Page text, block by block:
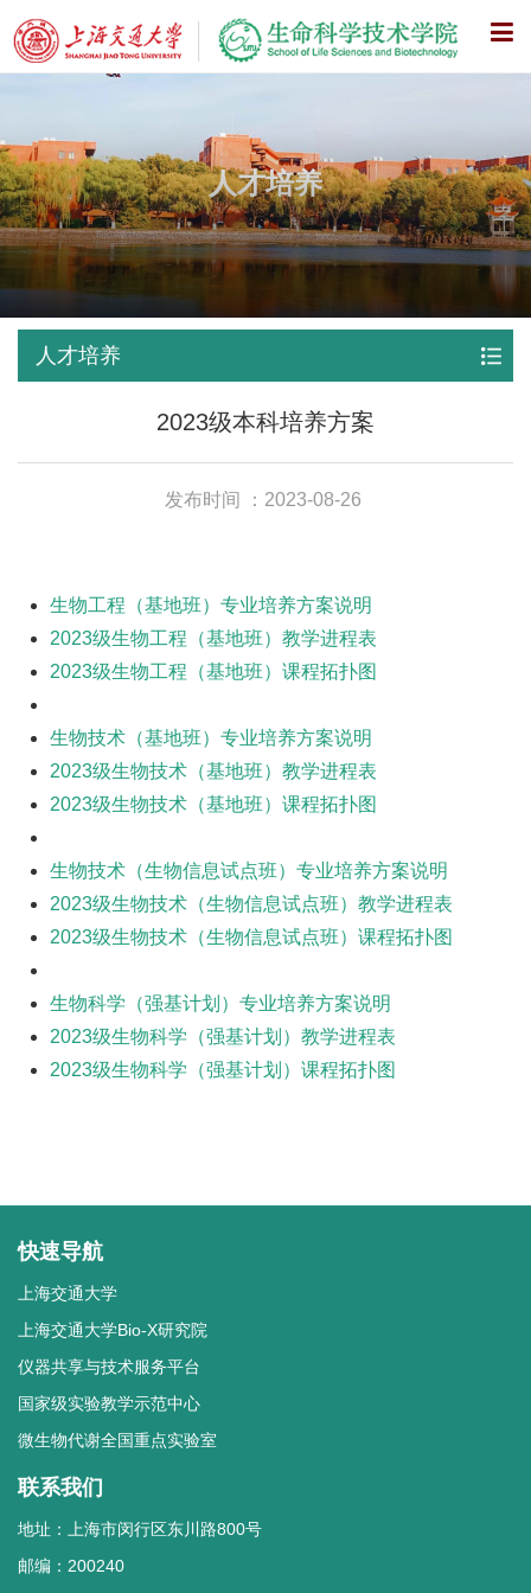
X
人才培养
人才培养
2023级本科培养方案
发布时间 ：2023-08-26
生物工程（基地班）专业培养方案说明
2023级生物工程（基地班）教学进程表
2023级生物工程（基地班）课程拓扑图
生物技术（基地班）专业培养方案说明
2023级生物技术（基地班）教学进程表
2023级生物技术（基地班）课程拓扑图
生物技术（生物信息试点班）专业培养方案说明
2023级生物技术（生物信息试点班）教学进程表
2023级生物技术（生物信息试点班）课程拓扑图
生物科学（强基计划）专业培养方案说明
2023级生物科学（强基计划）教学进程表
2023级生物科学（强基计划）课程拓扑图
快速导航
上海交通大学
上海交通大学Bio-X研究院
仪器共享与技术服务平台
国家级实验教学示范中心
微生物代谢全国重点实验室
联系我们
地址：上海市闵行区东川路800号
邮编：200240